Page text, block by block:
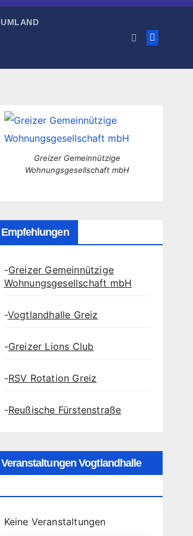
UMLAND
Greizer Gemeinnützige
Wohnungsgesellschaft mbH
Empfehlungen
-Greizer Gemeinnützige
Wohnungsgesellschaft mbH
-Vogtlandhalle Greiz
-Greizer Lions Club
-RSV Rotation Greiz
-Reußische Fürstenstraße
Veranstaltungen Vogtlandhalle
Keine Veranstaltungen